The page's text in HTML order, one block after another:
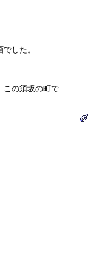
した。
この須坂の町で